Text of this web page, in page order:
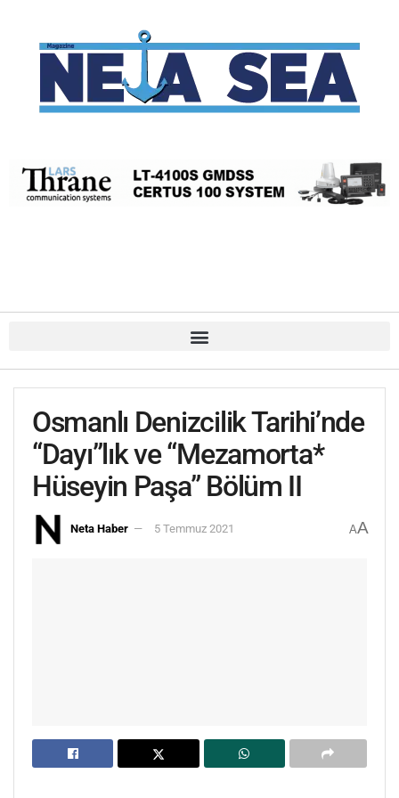
Osmanlı Denizcilik Tarihi’nde
“Dayı”lık ve “Mezamorta*
Hüseyin Paşa” Bölüm II
Neta Haber 5 Temmuz 2021 AA